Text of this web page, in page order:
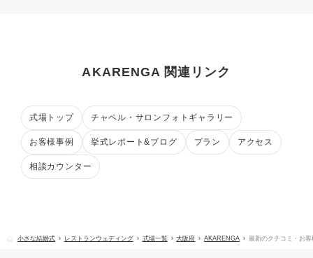
AKARENGA 関連リンク
式場トップ チャペル・サロンフォトギャラリー
お客様事例 挙式レポート&ブログ プラン アクセス
相談カウンター
小さな結婚式 レストランウェディング 式場一覧 大阪府 AKARENGA 最新のクチコミ・お客